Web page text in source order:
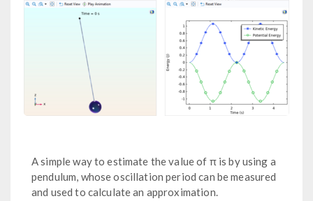
A simple way to estimate the value of π is by using a
pendulum, whose oscillation period can be measured
and used to calculate an approximation.